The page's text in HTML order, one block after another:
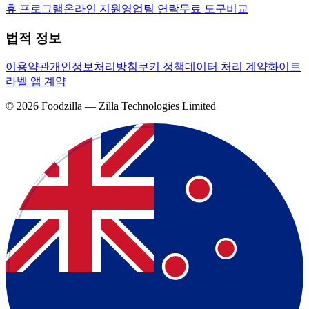
휴 프로그램온라인 지원 영업팀 연락무료 도구비교
법적 정보
이용약관개인정보처리방침쿠키 정책데이터 처리 계약화이트
라벨 앱 계약
© 2026 Foodzilla — Zilla Technologies Limited